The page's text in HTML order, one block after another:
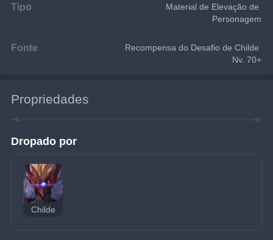
Tipo
Material de Elevação de
Personagem
Fonte
Recompensa do Desafio de Childe
Nv. 70+
Propriedades
Dropado por
Childe